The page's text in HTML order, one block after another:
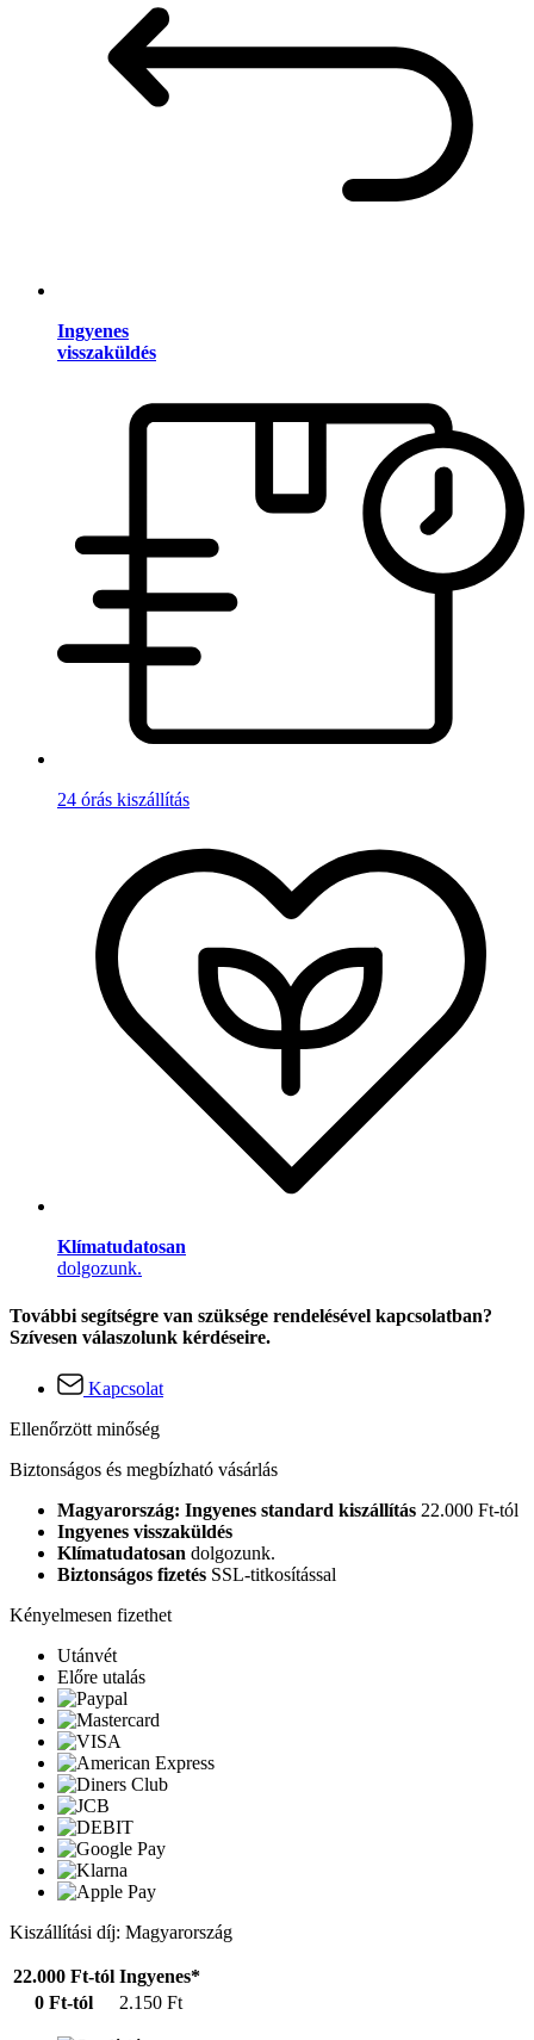
Ingyenes
visszaküldés
24 órás kiszállítás
Klímatudatosan
dolgozunk.
További segítségre van szüksége rendelésével kapcsolatban?
Szívesen válaszolunk kérdéseire.
Kapcsolat
Ellenőrzött minőség
Biztonságos és megbízható vásárlás
Magyarország: Ingyenes standard kiszállítás 22.000 Ft-tól
Ingyenes visszaküldés
Klímatudatosan dolgozunk.
Biztonságos fizetés SSL-titkosítással
Kényelmesen fizethet
Utánvét
Előre utalás
Kiszállítási díj: Magyarország
22.000 Ft-tól Ingyenes*
0 Ft-tól
2.150 Ft